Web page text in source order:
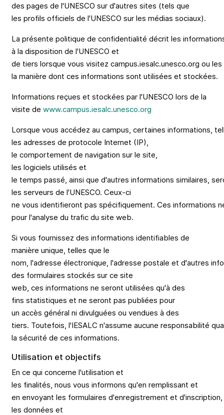
des pages de l'UNESCO sur d'autres sites (tels que
les profils officiels de l'UNESCO sur les médias sociaux).
La présente politique de confidentialité décrit les
à la disposition de l'UNESCO et
de tiers lorsque vous visitez campus.iesalc.unesco.org ou les
la manière dont ces informations sont utilisées et stockées.
Informations reçues et stockées par l'UNESCO lors de la
visite de www.campus.iesalc.unesco.org
Lorsque vous accédez au campus, certaines informations,
les adresses de protocole Internet (IP),
le comportement de navigation sur le site,
les logiciels utilisés et
le temps passé, ainsi que d'autres informations similaires,
les serveurs de l'UNESCO. Ceux-ci
ne vous identifieront pas spécifiquement. Ces informations
pour l'analyse du trafic du site web.
Si vous fournissez des informations identifiables de
manière unique, telles que le
nom, l'adresse électronique, l'adresse postale et d'autres
des formulaires stockés sur ce site
web, ces informations ne seront utilisées qu'à des
fins statistiques et ne seront pas publiées pour
un accès général ni divulguées ou vendues à des
tiers. Toutefois, l'IESALC n'assume aucune responsabilité
la sécurité de ces informations.
Utilisation et objectifs
En ce qui concerne l'utilisation et
les finalités, nous vous informons qu'en remplissant et
en envoyant les formulaires d'enregistrement et d'inscription,
les données et